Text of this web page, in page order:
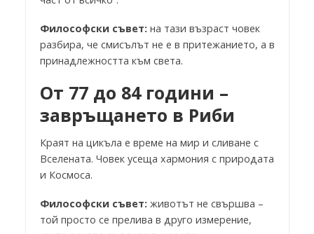
Философски съвет: на тази възраст човек
разбира, че смисълът не е в притежанието, а в
принадлежността към света.
От 77 до 84 години –
завръщането в Риби
Краят на цикъла е време на мир и сливане с
Вселената. Човек усеща хармония с природата
и Космоса.
Философски съвет: животът не свършва –
той просто се прелива в друго измерение,